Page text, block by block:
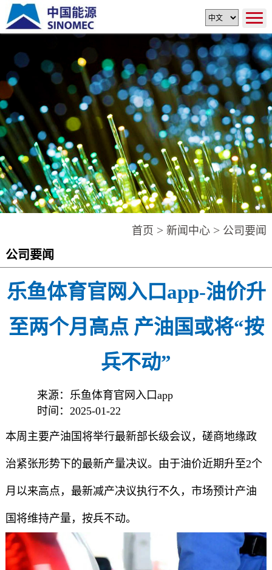
首页 >新闻中心 > 公司要闻
公司要闻
乐鱼体育官网入口app-油价升
至两个月高点 产油国或将“按
兵不动”
来源：乐鱼体育官网入口app
时间：2025-01-22
本周主要产油国将举行最新部长级会议，磋商地缘政
治紧张形势下的最新产量决议。由于油价近期升至2个
月以来高点，最新减产决议执行不久，市场预计产油
国将维持产量，按兵不动。